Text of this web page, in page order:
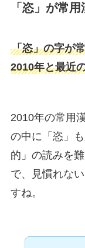
「恣」が常
「恣」の字が
2010年と最近
2010年の常用
の中に「恣」
的」の読みを
で、見慣れな
すね。